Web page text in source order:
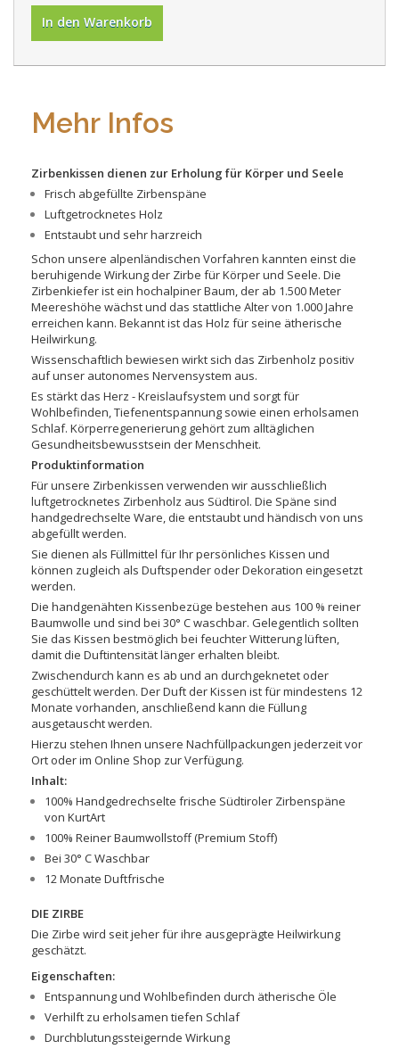
In den Warenkorb
Mehr Infos
Zirbenkissen dienen zur Erholung für Körper und Seele
Frisch abgefüllte Zirbenspäne
Luftgetrocknetes Holz
Entstaubt und sehr harzreich
Schon unsere alpenländischen Vorfahren kannten einst die
beruhigende Wirkung der Zirbe für Körper und Seele. Die
Zirbenkiefer ist ein hochalpiner Baum, der ab 1.500 Meter
Meereshöhe wächst und das stattliche Alter von 1.000 Jahre
erreichen kann. Bekannt ist das Holz für seine ätherische
Heilwirkung.
Wissenschaftlich bewiesen wirkt sich das Zirbenholz positiv
auf unser autonomes Nervensystem aus.
Es stärkt das Herz - Kreislaufsystem und sorgt für
Wohlbefinden, Tiefenentspannung sowie einen erholsamen
Schlaf. Körperregenerierung gehört zum alltäglichen
Gesundheitsbewusstsein der Menschheit.
Produktinformation
Für unsere Zirbenkissen verwenden wir ausschließlich
luftgetrocknetes Zirbenholz aus Südtirol. Die Späne sind
handgedrechselte Ware, die entstaubt und händisch von uns
abgefüllt werden.
Sie dienen als Füllmittel für Ihr persönliches Kissen und
können zugleich als Duftspender oder Dekoration eingesetzt
werden.
Die handgenähten Kissenbezüge bestehen aus 100 % reiner
Baumwolle und sind bei 30° C waschbar. Gelegentlich sollten
Sie das Kissen bestmöglich bei feuchter Witterung lüften,
damit die Duftintensität länger erhalten bleibt.
Zwischendurch kann es ab und an durchgeknetet oder
geschüttelt werden. Der Duft der Kissen ist für mindestens 12
Monate vorhanden, anschließend kann die Füllung
ausgetauscht werden.
Hierzu stehen Ihnen unsere Nachfüllpackungen jederzeit vor
Ort oder im Online Shop zur Verfügung.
Inhalt:
100% Handgedrechselte frische Südtiroler Zirbenspäne
von KurtArt
100% Reiner Baumwollstoff (Premium Stoff)
Bei 30° C Waschbar
12 Monate Duftfrische
DIE ZIRBE
Die Zirbe wird seit jeher für ihre ausgeprägte Heilwirkung
geschätzt.
Eigenschaften:
Entspannung und Wohlbefinden durch ätherische Öle
Verhilft zu erholsamen tiefen Schlaf
Durchblutungssteigernde Wirkung